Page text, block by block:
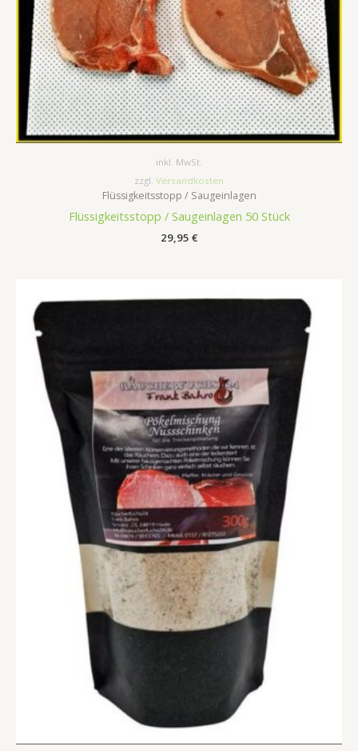
inkl. MwSt.
zzgl. Versandkosten
Flüssigkeitsstopp / Saugeinlagen
Flüssigkeitsstopp / Saugeinlagen 50 Stück
29,95 €